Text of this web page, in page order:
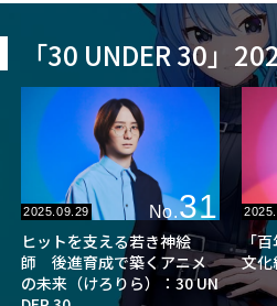
「30 UNDER 30」
2025.09.29 No.31
ヒットを支える若き神絵
師 後進育成で築くアニメ
の未来（けろりら）：30 UN
「
文化